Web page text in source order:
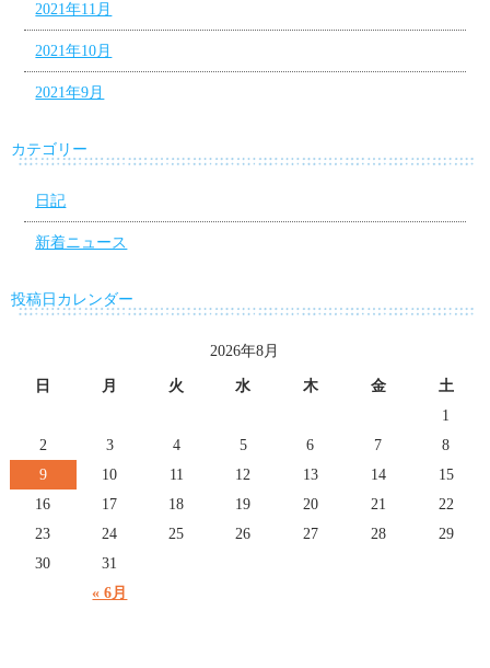
2021年11月
2021年10月
2021年9月
カテゴリー
日記
新着ニュース
投稿日カレンダー
2026年8月
日 月 火 水 木 金 土
« 6月
1
2
3 4 5 6 7
8
9
10 11 12 13 14
15
16
17 18 19 20 21
22
23
24 25 26 27 28
29
30
31